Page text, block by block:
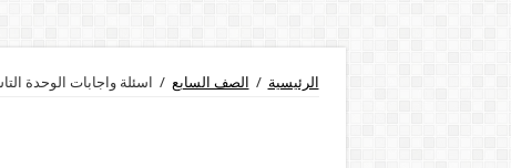
الرئيسية / الصف السابع / اسئلة واجابات الوحدة